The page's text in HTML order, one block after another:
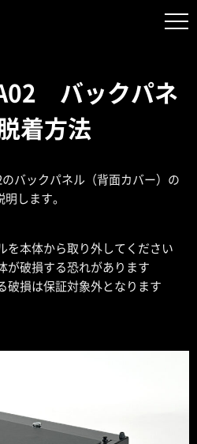
バックパネ
着方法​
のバックパネル（背面カバー）の
します。
を本体から取り外してください
が破損する恐れがあります
破損は保証対象外となります